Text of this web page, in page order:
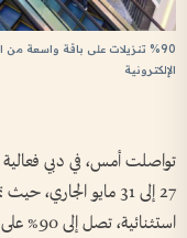
%90 تنزيلات على باقة واسعة
الإلكترونية
27 إلى 31 مايو